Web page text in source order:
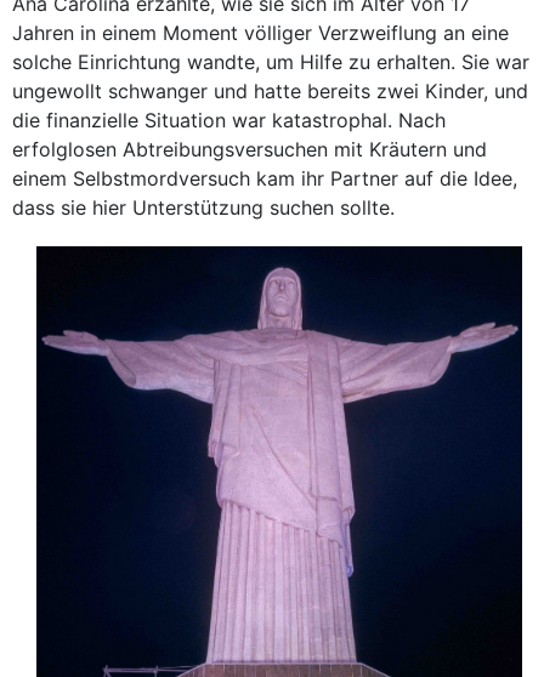
Jahren in einem Moment völliger Verzweiflung an eine
solche Einrichtung wandte, um Hilfe zu erhalten. Sie war
ungewollt schwanger und hatte bereits zwei Kinder, und
die finanzielle Situation war katastrophal. Nach
erfolglosen Abtreibungsversuchen mit Kräutern und
einem Selbstmordversuch kam ihr Partner auf die Idee,
dass sie hier Unterstützung suchen sollte.